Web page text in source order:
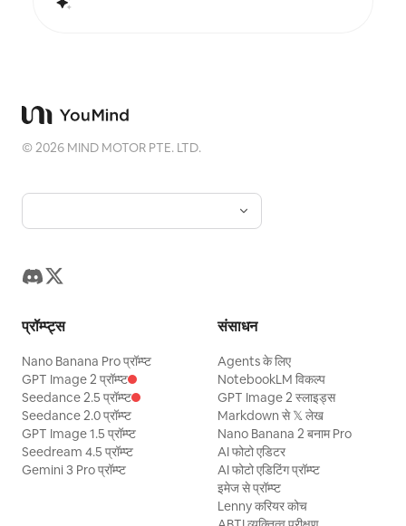
©2026 MIND MOTOR PTE. LTD.
प्रॉम्प्ट्स
Nano Banana Pro प्रॉम्प्ट
GPT Image 2 प्रॉम्प्ट
Seedance 2.5 प्रॉम्प्ट
Seedance 2.0 प्रॉम्प्ट
GPT Image 1.5 प्रॉम्प्ट
Seedream 4.5 प्रॉम्प्ट
Gemini 3 Pro प्रॉम्प्ट
संसाधन
Agents के लिए
NotebookLM विकल्प
GPT Image 2 स्लाइड्स
Markdown से 𝕏 लेख
Nano Banana 2 बनाम Pro
AI फोटो एडिटर
AI फोटो एडिटिंग प्रॉम्प्ट
इमेज से प्रॉम्प्ट
Lenny करियर कोच